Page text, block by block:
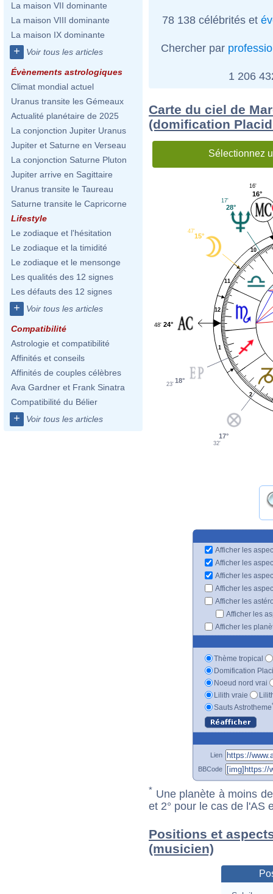
La maison VII dominante
La maison VIII dominante
La maison IX dominante
+ Voir tous les articles
Évènements astrologiques
Climat mondial actuel
Uranus transite les Gémeaux
Actualité planétaire de 2025
La conjonction Jupiter Uranus
Jupiter et Saturne en Verseau
La conjonction Saturne Pluton
Jupiter arrive en Sagittaire
Uranus transite le Taureau
Saturne transite le Capricorne
Lifestyle
Le zodiaque et l'hésitation
Le zodiaque et la timidité
Le zodiaque et le mensonge
Les qualités des 12 signes
Les défauts des 12 signes
+ Voir tous les articles
Compatibilité
Astrologie et compatibilité
Affinités et conseils
Affinités de couples célèbres
Ava Gardner et Frank Sinatra
Compatibilité du Bélier
+ Voir tous les articles
78 138 célébrités et
Chercher par
1 206
Carte du ciel de
(domification
Sélectionnez
1
2
10
11
12
16°
16'
28°
17'
15°
47'
24°
48'
18°
23'
17°
32'
Afficher les
Afficher les
Afficher les
Afficher les
Afficher les
Afficher les
Afficher les
Thème tropical
Domification
Noeud nord vrai
Lilith vraie
Sauts Astrotheme
Lien
BBCode
* Une planète à moins
et 2° pour le cas de l'AS
Positions et
(musicien)